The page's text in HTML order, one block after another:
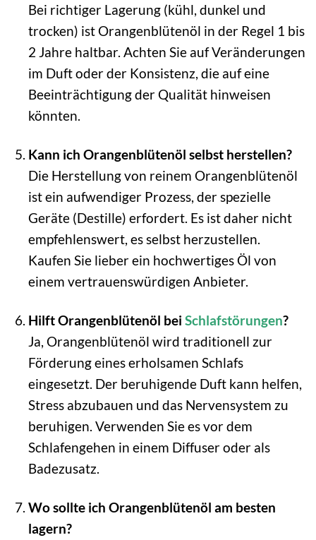
Bei richtiger Lagerung (kühl, dunkel und
trocken) ist Orangenblütenöl in der Regel 1 bis
2 Jahre haltbar. Achten Sie auf Veränderungen
im Duft oder der Konsistenz, die auf eine
Beeinträchtigung der Qualität hinweisen
könnten.
Kann ich Orangenblütenöl selbst herstellen?
Die Herstellung von reinem Orangenblütenöl
ist ein aufwendiger Prozess, der spezielle
Geräte (Destille) erfordert. Es ist daher nicht
empfehlenswert, es selbst herzustellen.
Kaufen Sie lieber ein hochwertiges Öl von
einem vertrauenswürdigen Anbieter.
Hilft Orangenblütenöl bei Schlafstörungen?
Ja, Orangenblütenöl wird traditionell zur
Förderung eines erholsamen Schlafs
eingesetzt. Der beruhigende Duft kann helfen,
Stress abzubauen und das Nervensystem zu
beruhigen. Verwenden Sie es vor dem
Schlafengehen in einem Diffuser oder als
Badezusatz.
Wo sollte ich Orangenblütenöl am besten
lagern?